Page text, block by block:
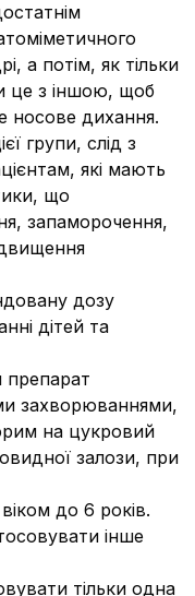
а потім, як тільки
це з іншою, щоб
носове дихання.
групи, слід з
які мають
що
запаморочення,
дозу
дітей та
препарат
захворюваннями,
на цукровий
залози, при
до 6 років.
інше
тільки одна